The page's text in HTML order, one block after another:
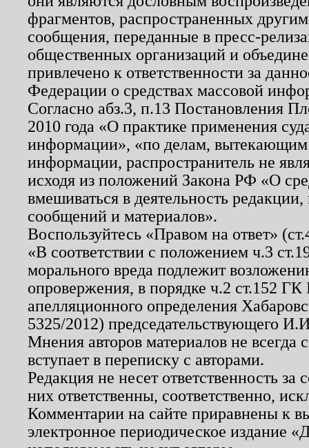
фрагментов, распространенных
сообщения, переданные в пресс-
общественных организаций и
привлечено к ответственности за
Федерации о средствах массовой
Согласно абз.3, п.13 Постановления
2010 года «О практике применения
информации», «по делам, вытекающим
информации, распространитель не
исходя из положений Закона РФ «О
вмешиваться в деятельность
сообщений и материалов».
Воспользуйтесь «Правом на ответ»
«В соответствии с положением ч.3
морального вреда подлежит
опровержения, в порядке ч.2 ст.152
апелляционного определения
5325/2012) председательствующего
Мнения авторов материалов не
вступает в переписку с авторами.
Редакция не несет ответственность
них ответственны, соответственно,
Комментарии на сайте приравнены к
электронное периодическое издание